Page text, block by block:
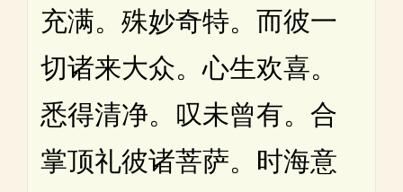
充满。殊妙奇特。而彼一
切诸来大众。心生欢喜。
悉得清净。叹未曾有。合
掌顶礼彼诸菩萨。时海意